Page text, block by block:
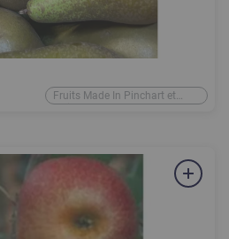
Fruits Made In Pinchart et
d'ailleurs